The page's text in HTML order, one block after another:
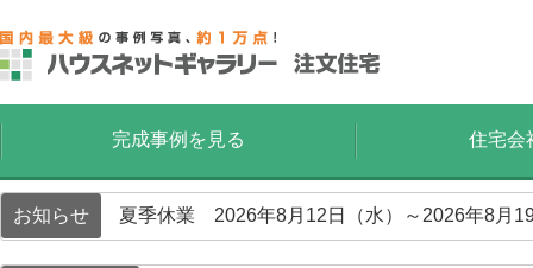
完成事例を見る 住宅会
お知らせ 夏季休業 2026年8月12日（水）～2026年8月